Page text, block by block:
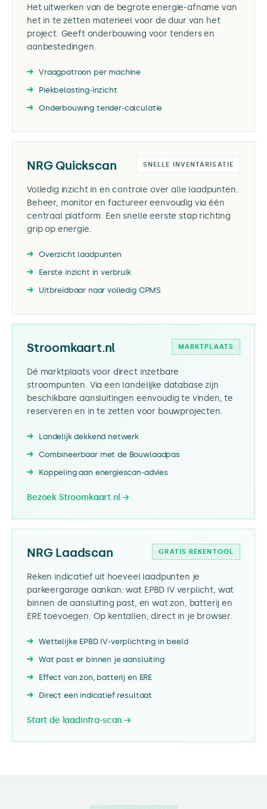
Het uitwerken van de begrote energie-afname van
het in te zetten materieel voor de duur van het
project. Geeft onderbouwing voor tenders en
aanbestedingen.
Vraagpatroon per machine
Piekbelasting-inzicht
Onderbouwing tender-calculatie
NRG Quickscan SNELLE INVENTARISATIE
Volledig inzicht in en controle over alle laadpunten.
Beheer, monitor en factureer eenvoudig via één
centraal platform. Een snelle eerste stap richting
grip op energie.
Overzicht laadpunten
Eerste inzicht in verbruik
Uitbreidbaar naar volledig CPMS
Stroomkaart.nl MARKTPLAATS
Dé marktplaats voor direct inzetbare
stroompunten. Via een landelijke database zijn
beschikbare aansluitingen eenvoudig te vinden, te
reserveren en in te zetten voor bouwprojecten.
Landelijk dekkend netwerk
Combineerbaar met de Bouwlaadpas
Koppeling aan energiescan-advies
Bezoek Stroomkaart.nl →
NRG Laadscan GRATIS REKENTOOL
Reken indicatief uit hoeveel laadpunten je
parkeergarage aankan: wat EPBD IV verplicht, wat
binnen de aansluiting past, en wat zon, batterij en
ERE toevoegen. Op kentallen, direct in je browser.
Wettelijke EPBD IV-verplichting in beeld
Wat past er binnen je aansluiting
Effect van zon, batterij en ERE
Direct een indicatief resultaat
Start de laadinfra-scan →